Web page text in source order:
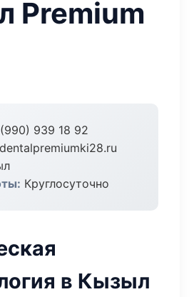
Premium
939 18 92
Круглосуточно
в Кызыл